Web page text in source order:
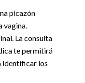
picazón
vagina.
La consulta
te permitirá
identificar los